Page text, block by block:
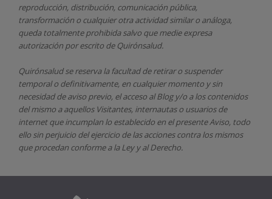
reproducción, distribución, comunicación pública,
transformación o cualquier otra actividad similar o análoga,
queda totalmente prohibida salvo que medie expresa
autorización por escrito de Quirónsalud.
Quirónsaludse reserva la facultad de retirar o suspender
temporal o definitivamente, en cualquier momento y sin
necesidad de aviso previo, el acceso al Blog y/o a los contenidos
del mismo a aquellos Visitantes, internautas o usuarios de
internet que incumplan lo establecido en el presente Aviso, todo
ello sin perjuicio del ejercicio de las acciones contra los mismos
que procedan conforme a la Ley y al Derecho.